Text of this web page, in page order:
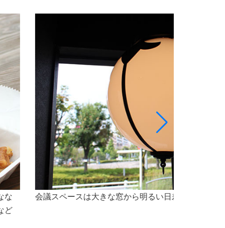
最大5名様程のスペースで、会議をご利用いただけ